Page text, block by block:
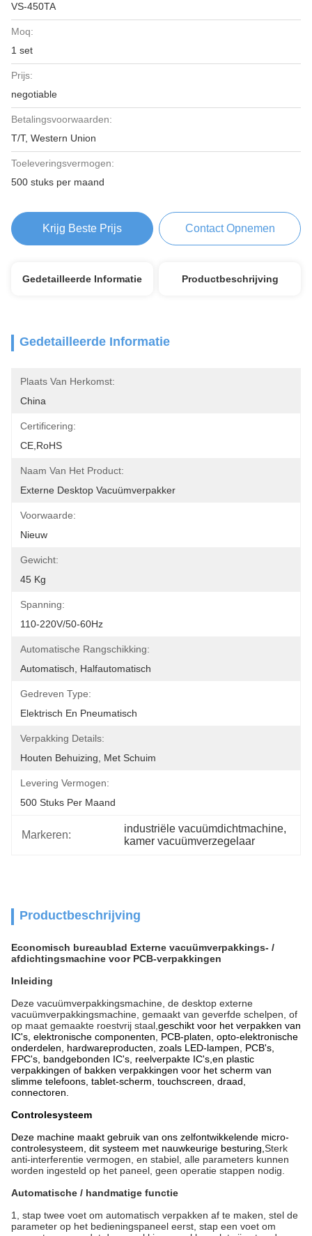
VS-450TA
Moq:
1 set
Prijs:
negotiable
Betalingsvoorwaarden:
T/T, Western Union
Toeleveringsvermogen:
500 stuks per maand
Krijg Beste Prijs Contact Opnemen
Gedetailleerde Informatie Productbeschrijving
Gedetailleerde Informatie
Plaats Van Herkomst:
China
Certificering:
CE,RoHS
Naam Van Het Product:
Externe Desktop Vacuümverpakker
Voorwaarde:
Nieuw
Gewicht:
45 Kg
Spanning:
110-220V/50-60Hz
Automatische Rangschikking:
Automatisch, Halfautomatisch
Gedreven Type:
Elektrisch En Pneumatisch
Verpakking Details:
Houten Behuizing, Met Schuim
Levering Vermogen:
500 Stuks Per Maand
Markeren:
industriële vacuümdichtmachine
kamer vacuümverzegelaar
Productbeschrijving
Economisch bureaublad Externe vacuümverpakkings- /
afdichtingsmachine voor PCB-verpakkingen
Inleiding
Deze vacuümverpakkingsmachine, de desktop externe
vacuümverpakkingsmachine, gemaakt van geverfde schelpen, of
op maat gemaakte roestvrij staal, geschikt voor het verpakken van
IC's, elektronische componenten, PCB-platen, opto-elektronische
onderdelen, hardwareproducten, zoals LED-lampen, PCB's,
FPC's, bandgebonden IC's, reelverpakte IC's,en plastic
verpakkingen of bakken verpakkingen voor het scherm van
slimme telefoons, tablet-scherm, touchscreen, draad,
connectoren.
Controlesysteem
Deze machine maakt gebruik van ons zelfontwikkelende micro-
controlesysteem, dit systeem met nauwkeurige besturing, Sterk
anti-interferentie vermogen, en stabiel, alle parameters kunnen
worden ingesteld op het paneel, geen operatie stappen nodig.
Automatische / handmatige functie
1, stap twee voet om automatisch verpakken af te maken, stel de
parameter op het bedieningspaneel eerst, stap een voet om